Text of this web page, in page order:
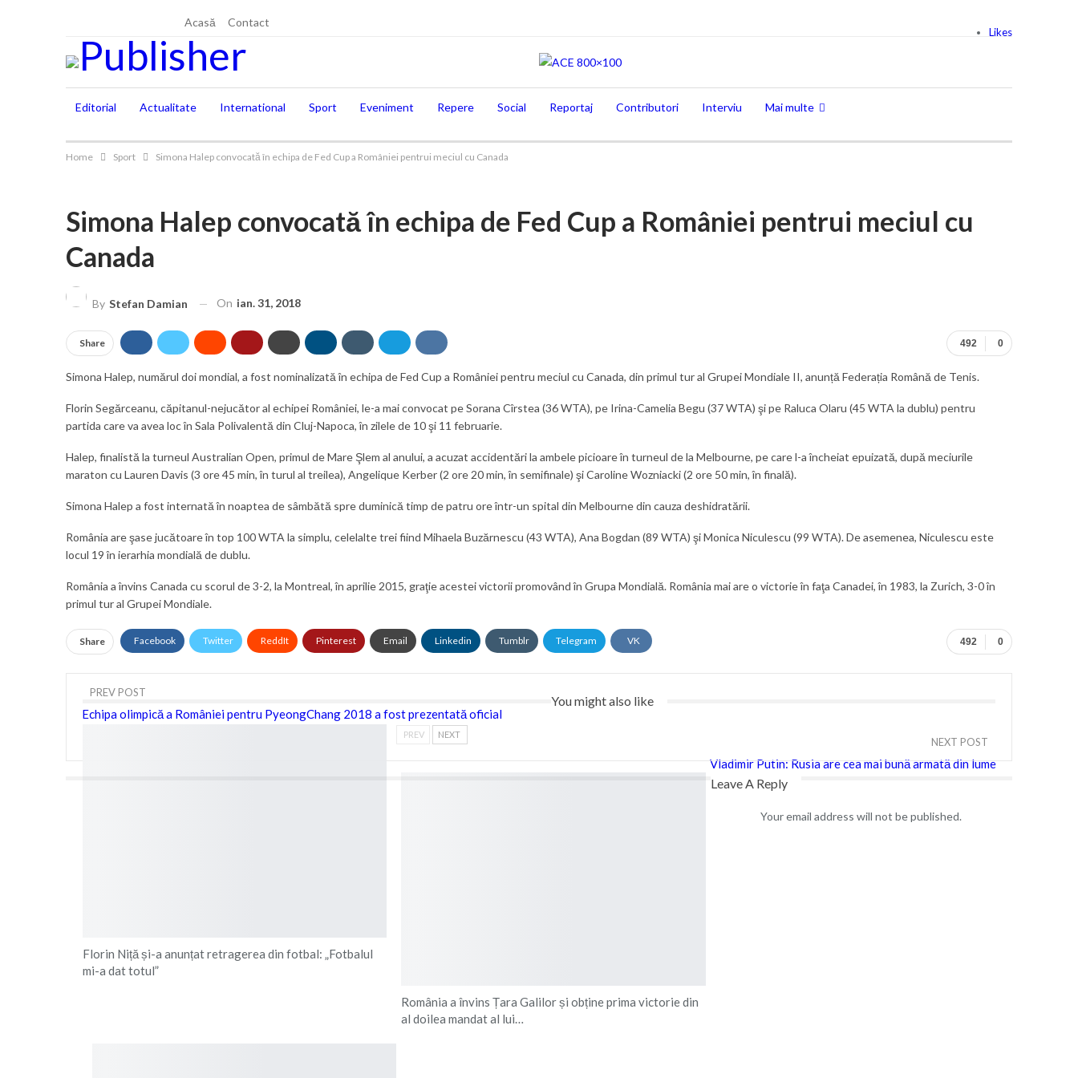
Likes
Acasă Contact
Editorial Actualitate International Sport Eveniment Repere Social Reportaj Contributori Interviu Mai multe
Home Sport Simona Halep convocată în echipa de Fed Cup a României pentrui meciul cu Canada
Simona Halep convocată în echipa de Fed Cup a României pentrui meciul cu
Canada
By Stefan Damian On ian. 31, 2018
0
492
Share
Simona Halep, numărul doi mondial, a fost nominalizată în echipa de Fed Cup a României pentru meciul cu Canada, din primul tur al Grupei Mondiale II, anunță Federația Română de Tenis.
Florin Segărceanu, căpitanul-nejucător al echipei României, le-a mai convocat pe Sorana Cîrstea (36 WTA), pe Irina-Camelia Begu (37 WTA) şi pe Raluca Olaru (45 WTA la dublu) pentru
partida care va avea loc în Sala Polivalentă din Cluj-Napoca, în zilele de 10 şi 11 februarie.
Halep, finalistă la turneul Australian Open, primul de Mare Şlem al anului, a acuzat accidentări la ambele picioare în turneul de la Melbourne, pe care l-a încheiat epuizată, după meciurile
maraton cu Lauren Davis (3 ore 45 min, în turul al treilea), Angelique Kerber (2 ore 20 min, în semifinale) şi Caroline Wozniacki (2 ore 50 min, în finală).
Simona Halep a fost internată în noaptea de sâmbătă spre duminică timp de patru ore într-un spital din Melbourne din cauza deshidratării.
România are şase jucătoare în top 100 WTA la simplu, celelalte trei fiind Mihaela Buzărnescu (43 WTA), Ana Bogdan (89 WTA) şi Monica Niculescu (99 WTA). De asemenea, Niculescu este
locul 19 în ierarhia mondială de dublu.
România a învins Canada cu scorul de 3-2, la Montreal, în aprilie 2015, graţie acestei victorii promovând în Grupa Mondială. România mai are o victorie în faţa Canadei, în 1983, la Zurich, 3-0 în
primul tur al Grupei Mondiale.
0
492
Share Facebook Twitter ReddIt Pinterest Email Linkedin Tumblr Telegram VK
PREV POST
Echipa olimpică a României pentru PyeongChang 2018 a fost prezentată oficial
NEXT POST
Vladimir Putin: Rusia are cea mai bună armată din lume
You might also like
Florin Niță și-a anunțat retragerea din fotbal: „Fotbalul
mi-a dat totul”
România a învins Țara Galilor și obține prima victorie din
al doilea mandat al lui…
PREV NEXT
Leave A Reply
Your email address will not be published.